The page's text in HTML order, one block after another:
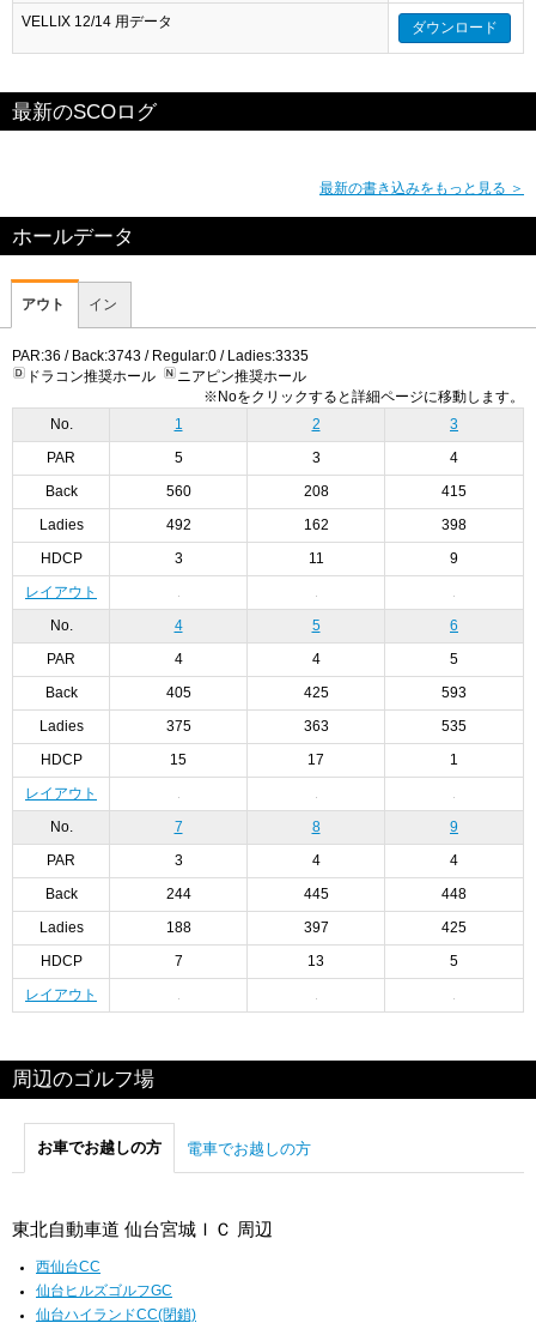
VELLIX 12/14 用データ ダウンロード
最新のSCOログ
最新の書き込みをもっと見る ＞
ホールデータ
アウト イン
PAR:36 / Back:3743 / Regular:0 / Ladies:3335
ドラコン推奨ホール
ニアピン推奨ホール
※Noをクリックすると詳細ページに移動します。
No.
1 2 3
PAR 5 3 4
Back 560 208 415
Ladies 492 162 398
HDCP 3 11 9
レイアウト
No. 4 5 6
PAR 4 4 5
Back 405 425 593
Ladies 375 363 535
HDCP 15 17 1
レイアウト
No. 7 8 9
PAR 3 4 4
Back 244 445 448
Ladies 188 397 425
HDCP 7 13 5
レイアウト
周辺のゴルフ場
お車でお越しの方 電車でお越しの方
東北自動車道 仙台宮城ＩＣ 周辺
西仙台CC
仙台ヒルズゴルフGC
仙台ハイランドCC(閉鎖)